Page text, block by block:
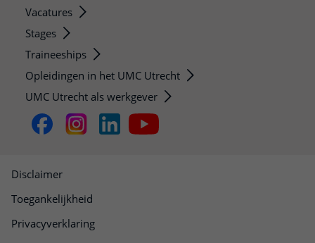
Vacatures
Stages
Traineeships
Opleidingen in het UMC Utrecht
UMC Utrecht als werkgever
Disclaimer
Toegankelijkheid
Privacyverklaring